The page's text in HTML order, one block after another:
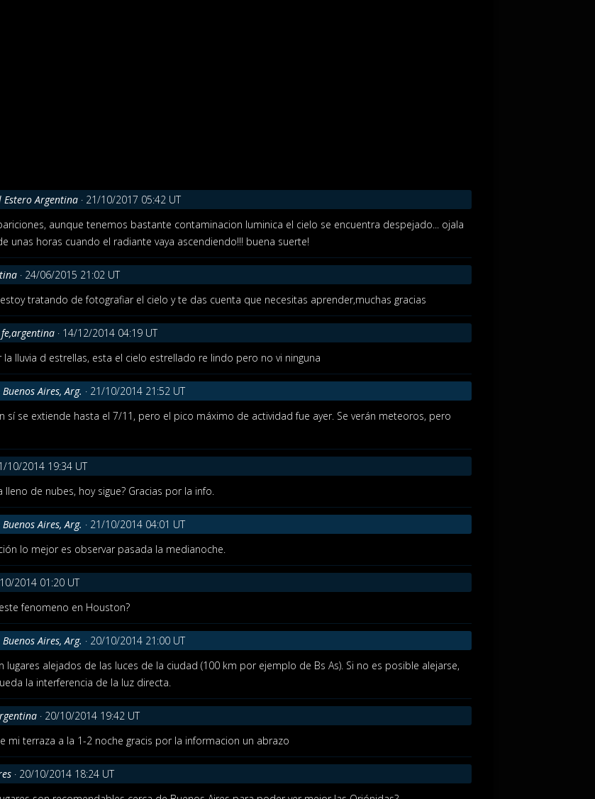
Estero Argentina · 21/10/2017 05:42 UT
aunque tenemos bastante contaminacion luminica el cielo se encuentra despejado... ojala
unas horas cuando el radiante vaya ascendiendo!!! buena suerte!
· 24/06/2015 21:02 UT
tratando de fotografiar el cielo y te das cuenta que necesitas aprender,muchas gracias
· 14/12/2014 04:19 UT
lluvia d estrellas, esta el cielo estrellado re lindo pero no vi ninguna
Buenos Aires, Arg. · 21/10/2014 21:52 UT
sí se extiende hasta el 7/11, pero el pico máximo de actividad fue ayer. Se verán meteoros, pero
10/2014 19:34 UT
lleno de nubes, hoy sigue? Gracias por la info.
Buenos Aires, Arg. · 21/10/2014 04:01 UT
lo mejor es observar pasada la medianoche.
2014 01:20 UT
fenomeno en Houston?
Buenos Aires, Arg. · 20/10/2014 21:00 UT
lugares alejados de las luces de la ciudad (100 km por ejemplo de Bs As). Si no es posible alejarse,
la interferencia de la luz directa.
· 20/10/2014 19:42 UT
mi terraza a la 1-2 noche gracis por la informacion un abrazo
· 20/10/2014 18:24 UT